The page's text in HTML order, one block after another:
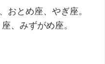
おとめ座、やぎ座。
、みずがめ座。